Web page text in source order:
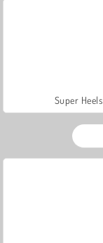
Super Heels